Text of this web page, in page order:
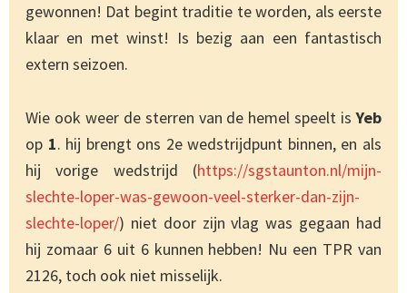
gewonnen! Dat begint traditie te worden, als eerste
klaar en met winst! Is bezig aan een fantastisch
extern seizoen.
Wie ook weer de sterren van de hemel speelt isYeb
op 1. hij brengt ons 2e wedstrijdpunt binnen, en als
hij vorige wedstrijd (https://sgstaunton.nl/mijn-
slechte-loper-was-gewoon-veel-sterker-dan-zijn-
slechte-loper/) niet door zijn vlag was gegaan had
hij zomaar 6 uit 6 kunnen hebben! Nu een TPR van
2126, toch ook niet misselijk.